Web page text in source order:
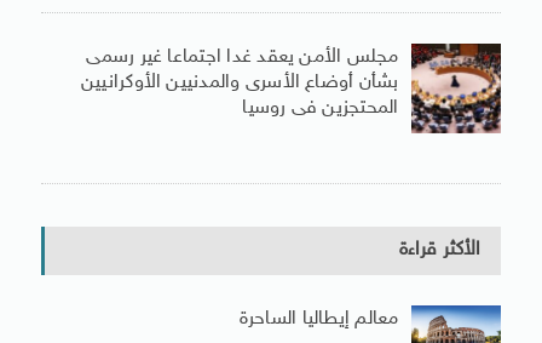
مجلس الأمن يعقد غدا اجتماعا غير رسمى
بشأن أوضاع الأسرى والمدنيين الأوكرانيين
المحتجزين فى روسيا
الأكثر قراءة
معالم إيطاليا الساحرة